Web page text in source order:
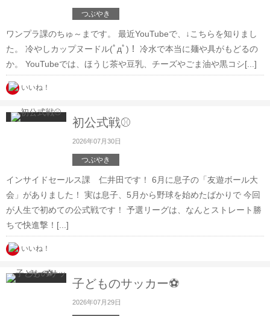
つぶやき
ワンプラ課のちゅ～まです。 最近YouTubeで、↓こちらを知りまし
た。 冷やしカップヌードル(ﾟдﾟ)！ 冷水で本当に麺や具がもどるの
か。 YouTubeでは、ほうじ茶や豆乳、チーズやごま油や黒コシ[...]
いいね！
初公式戦⚾
2026年07月30日
つぶやき
インサイドセールス課 仁井田です！ 6月に息子の「友遊ボール大
会」がありました！ 実は息子、5月から野球を始めたばかりで 今回
が人生で初めての公式戦です！ 予選リーグは、なんとストレート勝
ちで快進撃！[...]
いいね！
子どものサッカー⚽
2026年07月29日